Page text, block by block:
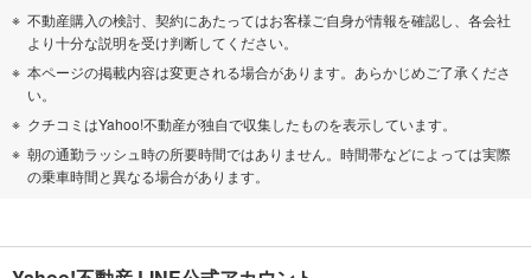
不動産購入の検討、契約にあたってはお客様ご自身が情報を確認し、各会社
より十分な説明を受け判断してください。
本ページの掲載内容は変更される場合があります。あらかじめご了承くださ
い。
クチコミはYahoo!不動産が独自で収集したものを表示しています。
朝の通勤ラッシュ時の所要時間ではありません。時間帯などによっては実際
の乗車時間と異なる場合があります。